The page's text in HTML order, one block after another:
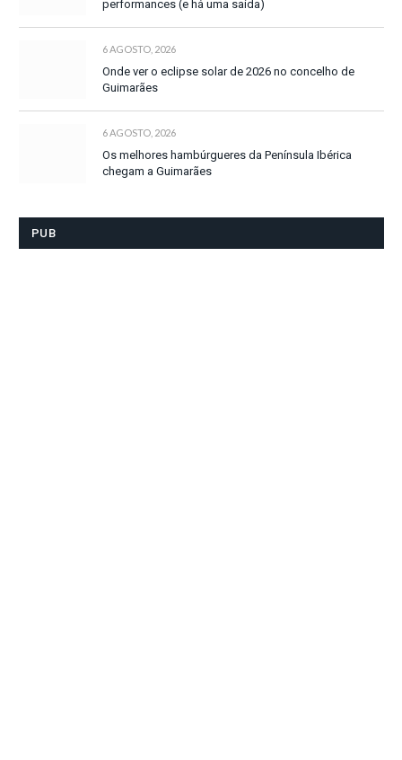
performances (e há uma saída)
6 AGOSTO, 2026
Onde ver o eclipse solar de 2026 no concelho de
Guimarães
6 AGOSTO, 2026
Os melhores hambúrgueres da Península Ibérica
chegam a Guimarães
PUB